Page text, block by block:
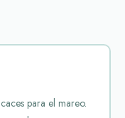
para el mareo.